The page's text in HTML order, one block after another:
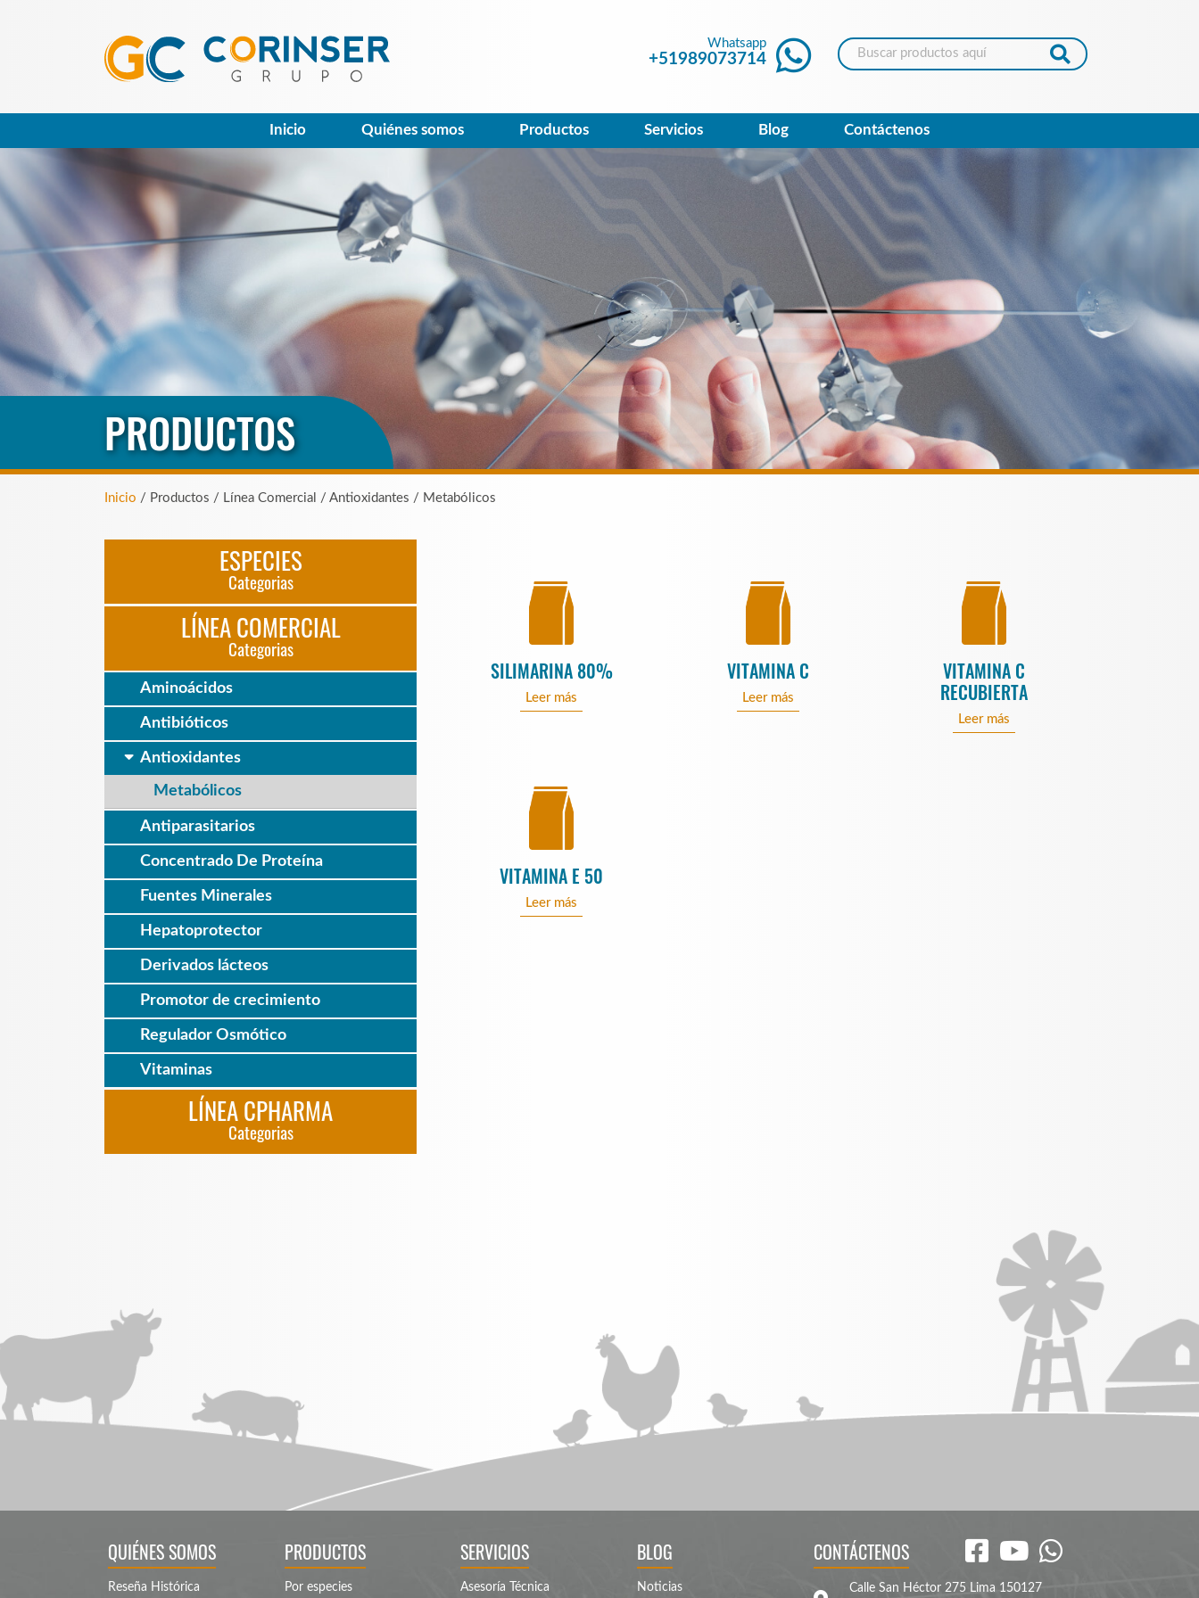
Whatsapp
+51989073714
Inicio Quiénes somos Productos Servicios Blog Contáctenos
PRODUCTOS
Inicio / Productos / Línea Comercial / Antioxidantes / Metabólicos
ESPECIES
Categorias
LÍNEA COMERCIAL
Categorias
Aminoácidos
Antibióticos
Antioxidantes
Metabólicos
Antiparasitarios
Concentrado De Proteína
Fuentes Minerales
Hepatoprotector
Derivados lácteos
Promotor de crecimiento
Regulador Osmótico
Vitaminas
LÍNEA CPHARMA
Categorias
SILIMARINA 80%
Leer más
VITAMINA C
Leer más
VITAMINA C
RECUBIERTA
Leer más
VITAMINA E 50
Leer más
QUIÉNES SOMOS
Reseña Histórica
PRODUCTOS
Por especies
SERVICIOS
Asesoría Técnica
BLOG
Noticias
CONTÁCTENOS
Calle San Héctor 275 Lima 150127